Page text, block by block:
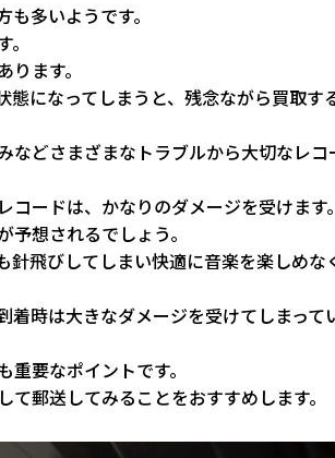
多いようです。
ます。
になってしまうと、残念ながら買取す
などさまざまなトラブルから大切なレコ
ードは、かなりのダメージを受けます。
想されるでしょう。
飛びしてしまい快適に音楽を楽しめな
時は大きなダメージを受けてしまって
要なポイントです。
郵送してみることをおすすめします。